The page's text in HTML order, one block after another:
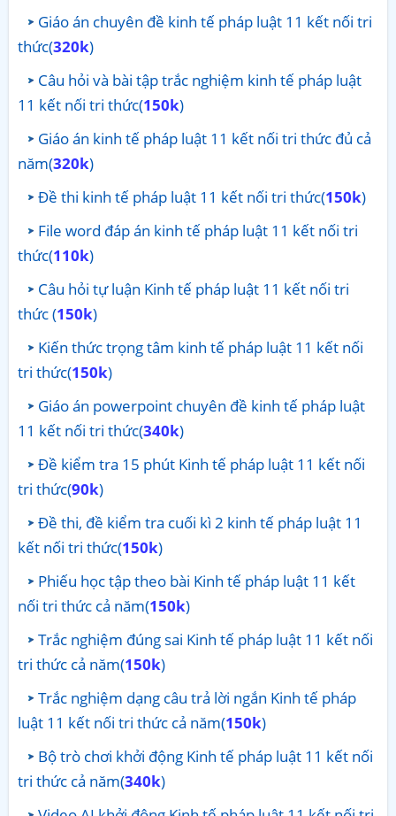
Giáo án chuyên đề kinh tế pháp luật 11 kết nối tri
thức(320k)
Câu hỏi và bài tập trắc nghiệm kinh tế pháp luật
11 kết nối tri thức(150k)
Giáo án kinh tế pháp luật 11 kết nối tri thức đủ cả
năm(320k)
Đề thi kinh tế pháp luật 11 kết nối tri thức(150k)
File word đáp án kinh tế pháp luật 11 kết nối tri
thức(110k)
Câu hỏi tự luận Kinh tế pháp luật 11 kết nối tri
thức (150k)
Kiến thức trọng tâm kinh tế pháp luật 11 kết nối
tri thức(150k)
Giáo án powerpoint chuyên đề kinh tế pháp luật
11 kết nối tri thức(340k)
Đề kiểm tra 15 phút Kinh tế pháp luật 11 kết nối
tri thức(90k)
Đề thi, đề kiểm tra cuối kì 2 kinh tế pháp luật 11
kết nối tri thức(150k)
Phiếu học tập theo bài Kinh tế pháp luật 11 kết
nối tri thức cả năm(150k)
Trắc nghiệm đúng sai Kinh tế pháp luật 11 kết nối
tri thức cả năm(150k)
Trắc nghiệm dạng câu trả lời ngắn Kinh tế pháp
luật 11 kết nối tri thức cả năm(150k)
Bộ trò chơi khởi động Kinh tế pháp luật 11 kết nối
tri thức cả năm(340k)